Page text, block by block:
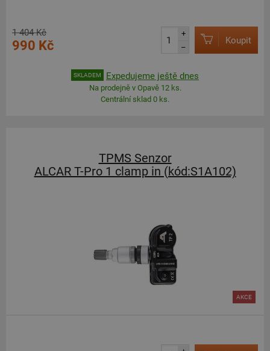
1 404 Kč
990 Kč
+
–
Koupit
SKLADEM Expedujeme ještě dnes
Na prodejně v Opavě 12 ks.
Centrální sklad 0 ks.
TPMS Senzor
ALCAR T-Pro 1 clamp in (kód:S1A102)
AKCE